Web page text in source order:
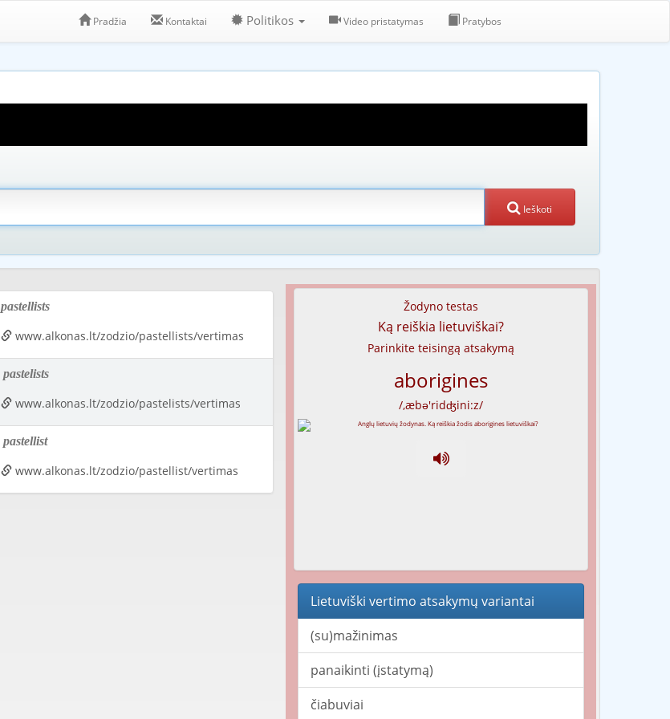
Pradžia Kontaktai Politikos Video pristatymas Pratybos
Ieškoti
pastellists
www.alkonas.lt/zodzio/pastellists/vertimas
pastelists
www.alkonas.lt/zodzio/pastelists/vertimas
pastellist
www.alkonas.lt/zodzio/pastellist/vertimas
Žodyno testas
Ką reiškia lietuviškai?
Parinkite teisingą atsakymą
aborigines
/,æbə'ridʤini:z/
Lietuviški vertimo atsakymų variantai
(su)mažinimas
panaikinti (įstatymą)
čiabuviai